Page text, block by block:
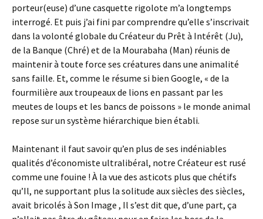
porteur(euse) d’une casquette rigolote m’a longtemps
interrogé. Et puis j’ai fini par comprendre qu’elle s’inscrivait
dans la volonté globale du Créateur du Prêt à Intérêt (Ju),
de la Banque (Chré) et de la Mourabaha (Man) réunis de
maintenir à toute force ses créatures dans une animalité
sans faille. Et, comme le résume si bien Google, « de la
fourmilière aux troupeaux de lions en passant par les
meutes de loups et les bancs de poissons » le monde animal
repose sur un système hiérarchique bien établi.
Maintenant il faut savoir qu’en plus de ses indéniables
qualités d’économiste ultralibéral, notre Créateur est rusé
comme une fouine ! À la vue des asticots plus que chétifs
qu’Il, ne supportant plus la solitude aux siècles des siècles,
avait bricolés à Son Image , Il s’est dit que, d’une part, ça